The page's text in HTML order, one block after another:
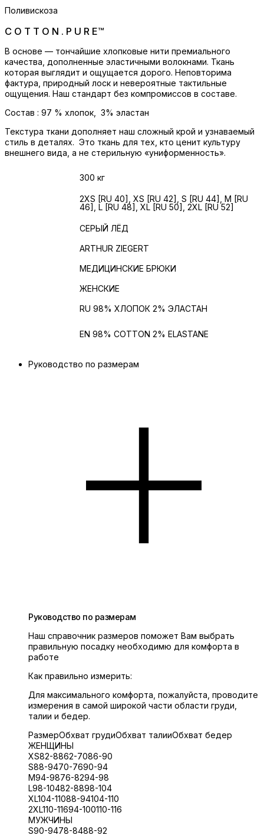
Поливискоза
C O T T O N . P U R E™
В основе — тончайшие хлопковые нити премиального
качества, дополненные эластичными волокнами. Ткань
которая выглядит и ощущается дорого. Неповторима
фактура, природный лоск и невероятные тактильные
ощущения. Наш стандарт без компромиссов в составе.
Состав : 97 % хлопок, 3% эластан
Текстура ткани дополняет наш сложный крой и узнаваемый
стиль в деталях. Это ткань для тех, кто ценит культуру
внешнего вида, а не стерильную «униформенность».
300 кг
2XS [RU 40], XS [RU 42], S [RU 44], M [RU
46], L [RU 48], XL [RU 50], 2XL [RU 52]
СЕРЫЙ ЛЁД
ARTHUR ZIEGERT
МЕДИЦИНСКИЕ БРЮКИ
ЖЕНСКИЕ
RU 98% ХЛОПОК 2% ЭЛАСТАН
EN 98% COTTON 2% ELASTANE
Руководство по размерам
Руководство по размерам
Наш справочник размеров поможет Вам выбрать
правильную посадку необходимю для комфорта в
работе
Как правильно измерить:
Для максимального комфорта, пожалуйста, проводите
измерения в самой широкой части области груди,
талии и бедер.
РазмерОбхват грудиОбхват талииОбхват бедер
ЖЕНЩИНЫ
XS82-8862-7086-90
S88-9470-7690-94
M94-9876-8294-98
L98-10482-8898-104
XL104-11088-94104-110
2XL110-11694-100110-116
МУЖЧИНЫ
S90-9478-8488-92